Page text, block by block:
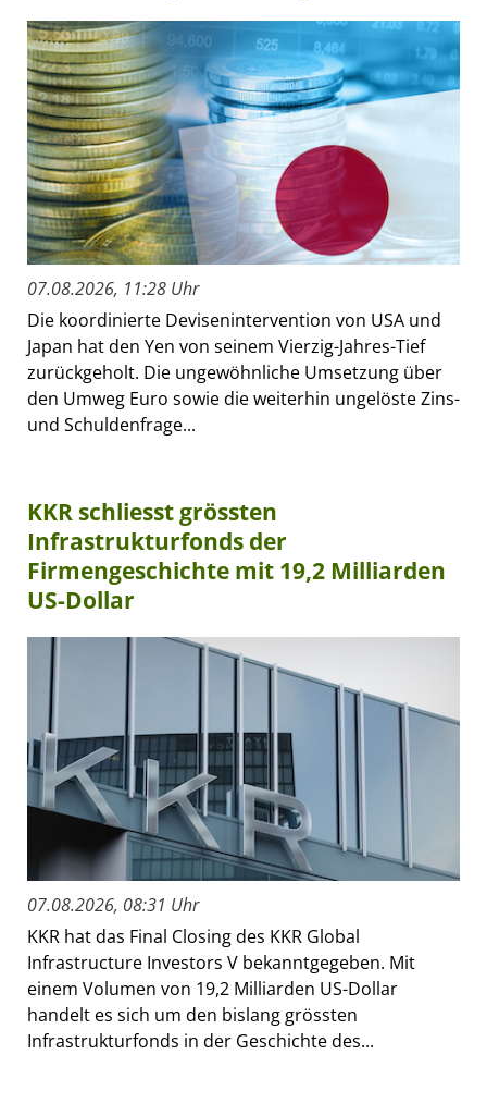
07.08.2026, 11:28 Uhr
Die koordinierte Devisenintervention von USA und
Japan hat den Yen von seinem Vierzig-Jahres-Tief
zurückgeholt. Die ungewöhnliche Umsetzung über
den Umweg Euro sowie die weiterhin ungelöste Zins-
und Schuldenfrage...
KKR schliesst grössten
Infrastrukturfonds der
Firmengeschichte mit 19,2 Milliarden
US-Dollar
07.08.2026, 08:31 Uhr
KKR hat das Final Closing des KKR Global
Infrastructure Investors V bekanntgegeben. Mit
einem Volumen von 19,2 Milliarden US-Dollar
handelt es sich um den bislang grössten
Infrastrukturfonds in der Geschichte des...